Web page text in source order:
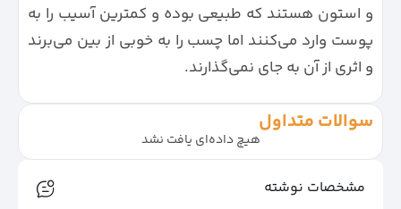
و استون هستند که طبیعی بوده و کمترین آسیب را به
پوست وارد می‌کنند اما چسب را به خوبی از بین می‌برند
و اثری از آن به جای نمی‌گذارند.
سوالات متداول
هیچ داده‌ای یافت نشد
مشخصات نوشته